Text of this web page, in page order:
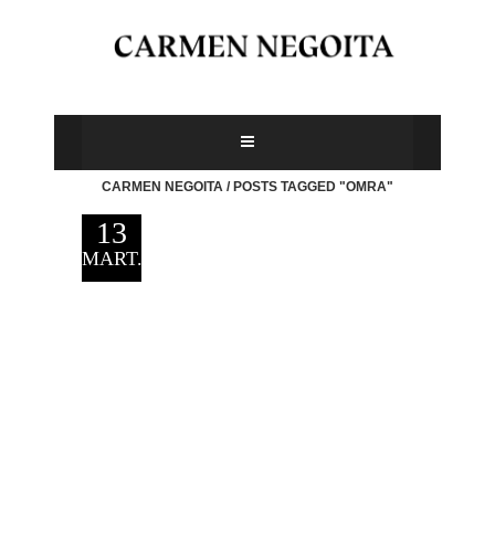
CARMEN NEGOITA /POSTS TAGGED "OMRA"
13
MART.